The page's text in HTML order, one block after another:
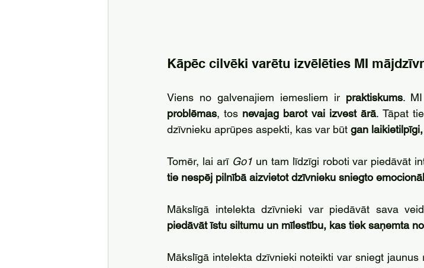
Kāpēc cilvēki varētu izvēlēties MI
Viens no galvenajiem iemesliem ir praktiskums. MI
problēmas, tos nevajag barot vai izvest ārā. Tāpat
dzīvnieku aprūpes aspekti, kas var būt gan
Tomēr, lai arī Go1
tie nespēj pilnībā aizvietot dzīvnieku sniegto
Mākslīgā intelekta dzīvnieki var piedāvāt sava
piedāvāt īstu siltumu un mīlestību, kas tiek saņemta
Mākslīgā intelekta dzīvnieki noteikti var sniegt